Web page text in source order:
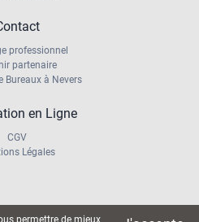
professionnel
partenaire
Bureaux à Nevers
en Ligne
CGV
Légales
permettre de mieux